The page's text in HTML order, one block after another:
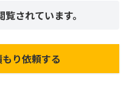
覧されています。
り依頼する